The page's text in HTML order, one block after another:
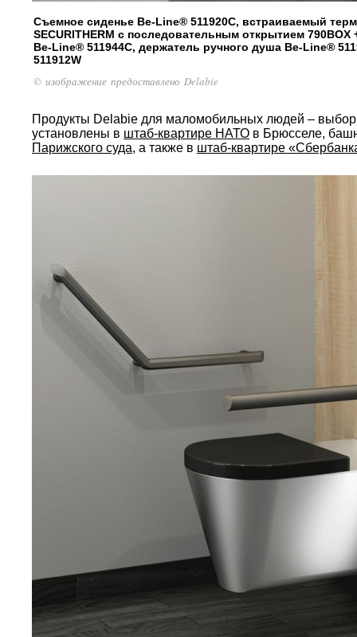
Съемное сиденье Be-Line® 511920C, встраиваемый
SECURITHERM с последовательным открытием
Be-Line® 511944C, держатель ручного душа Be-Line®
511912W
© изображение предоставлено Delabie
Продукты Delabie для маломобильных людей –
установлены в штаб-квартире НАТО в Брюсселе,
Парижского суда, а также в штаб-квартире